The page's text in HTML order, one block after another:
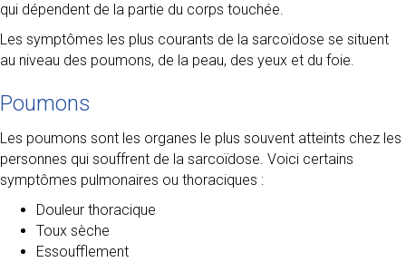
qui dépendent de la partie du corps touchée.
Les symptômes les plus courants de la sarcoïdose se situent
au niveau des poumons, de la peau, des yeux et du foie.
Poumons
Les poumons sont les organes le plus souvent atteints chez les
personnes qui souffrent de la sarcoïdose. Voici certains
symptômes pulmonaires ou thoraciques :
Douleur thoracique
Toux sèche
Essoufflement